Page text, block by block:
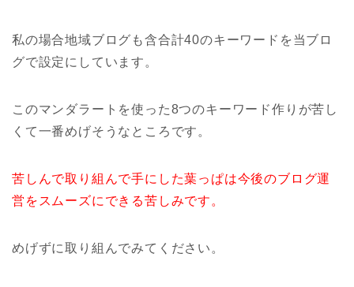
私の場合地域ブログも含合計40のキーワードを当ブロ
グで設定にしています。
このマンダラートを使った8つのキーワード作りが苦し
くて一番めげそうなところです。
苦しんで取り組んで手にした葉っぱは今後のブログ運
営をスムーズにできる苦しみです。
めげずに取り組んでみてください。